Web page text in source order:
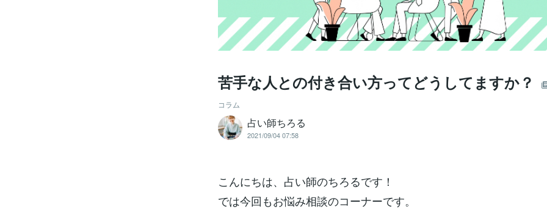
苦手な人との付き合い方ってどうしてますか？
コラム
占い師ちろる
2021/09/04 07:58
こんにちは、占い師のちろるです！
では今回もお悩み相談のコーナーです。